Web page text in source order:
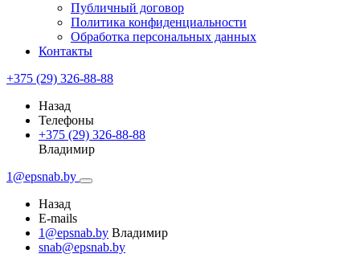
Публичный договор
Политика конфиденциальности
Обработка персональных данных
Контакты
+375 (29) 326-88-88
Назад
Телефоны
+375 (29) 326-88-88
Владимир
1@epsnab.by
Назад
E-mails
1@epsnab.by Владимир
snab@epsnab.by